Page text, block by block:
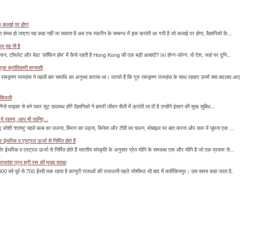
पर होगा
संभव हो जाएगा यह कहा नहीं जा सकता है अब टच स्क्रीन के सम्बन्ध में इक क्रांती आ गयी है जो कलाई पर होगा, वैज्ञानिको के...
यह भी है
टॉयलेट और बेड! 'कॉफिन होम' में कैसे रहती है Hong Kong की एक बड़ी आबादी? ￼ होन्ग-कोन्ग. वो देश, जहां पर दुनि...
क्रांतिकारी सन्यासी
रामकृष्ण परमहंस ने पहली बार समाधि का अनुभव कराया था। जानते हैं कि गुरु रामकृष्ण परमहंस के साथ रहकर उनमें क्या बदलाव आए
फाइबर से बने पावर सूट उपलब्ध होंगे वैज्ञानिको ने हमारी जीवन सैली में क्रांती ला दी है उन्होंने इंसान की सुख सुबिध...
रहस्य, आप भी जानिए...
जोशी 'शतायु' पहले बल्ब का जलना, विमान का उड़ना, सिनेमा और टीवी का चलन, मोबाइल पर बात करना और कार में घूमना एक ...
ईथरिक व एस्ट्रल ऊर्जा से निर्मित होते हैं
ईथरिक व एस्ट्रल ऊर्जा से निर्मित होते हैं भारतीय संस्कृति के अनुसार प्रेत योनि के समकक्ष एक और योनि है जो एक प्रकार से...
प्रभु श्री राम की मुख्य शाखा
वर्ष पूर्व से 700 ईस्वी तक रहता है कत्यूरी राजाओं की राजधानी पहले जोशीमठ थी बाद में कार्तिकेयपुर। उस समय कहा जाता है,